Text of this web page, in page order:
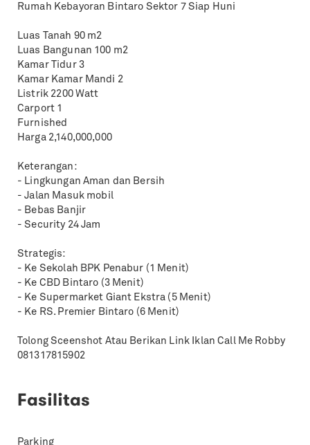
Rumah Kebayoran Bintaro Sektor 7 Siap Huni
Luas Tanah 90 m2
Luas Bangunan 100 m2
Kamar Tidur 3
Kamar Kamar Mandi 2
Listrik 2200 Watt
Carport 1
Furnished
Harga 2,140,000,000
Keterangan:
- Lingkungan Aman dan Bersih
- Jalan Masuk mobil
- Bebas Banjir
- Security 24 Jam
Strategis:
- Ke Sekolah BPK Penabur (1 Menit)
- Ke CBD Bintaro (3 Menit)
- Ke Supermarket Giant Ekstra (5 Menit)
- Ke RS. Premier Bintaro (6 Menit)
Tolong Sceenshot Atau Berikan Link Iklan Call Me Robby
081317815902
Fasilitas
Parking